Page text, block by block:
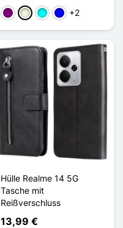
ViolettBeigeCyanBlau+2
Hülle Realme 14 5G
Tasche mit
Reißverschluss
13,99 €